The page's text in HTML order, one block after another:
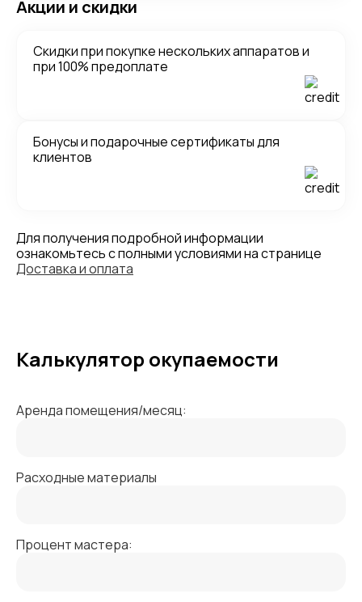
Акции и скидки
Скидки при покупке нескольких аппаратов и
при 100% предоплате
Бонусы и подарочные сертификаты для
клиентов
Для получения подробной информации
ознакомьтесь с полными условиями на странице
Доставка и оплата
Калькулятор окупаемости
Аренда помещения/месяц:
Расходные материалы
Процент мастера: